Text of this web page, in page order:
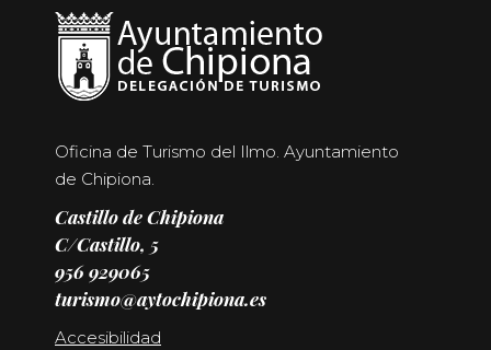
Oficina de Turismo del Ilmo. Ayuntamiento
de Chipiona.
Castillo de Chipiona
C/Castillo, 5
956 929065
turismo@aytochipiona.es
Accesibilidad